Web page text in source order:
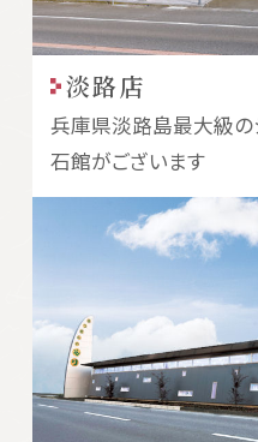
淡路店
兵庫県淡路島最大級の
石館がございます